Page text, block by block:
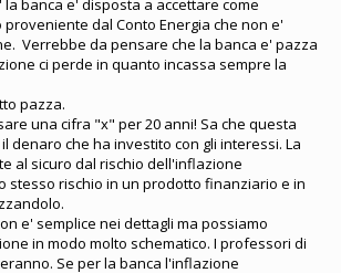
dal Conto Energia che non e'
Verrebbe da pensare che la banca e' pazza
ci perde in quanto incassa sempre la
pazza.
una cifra "x" per 20 anni! Sa che questa
denaro che ha investito con gli interessi. La
al sicuro dal rischio dell'inflazione
stesso rischio in un prodotto finanziario e in
e' semplice nei dettagli ma possiamo
in modo molto schematico. I professori di
Se per la banca l'inflazione